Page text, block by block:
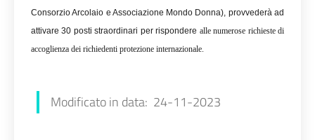
Consorzio Arcolaio e Associazione Mondo Donna), provvederà ad
attivare 30 posti straordinari per rispondere alle numerose richieste di
accoglienza dei richiedenti protezione internazionale.
Modificato in data: 24-11-2023